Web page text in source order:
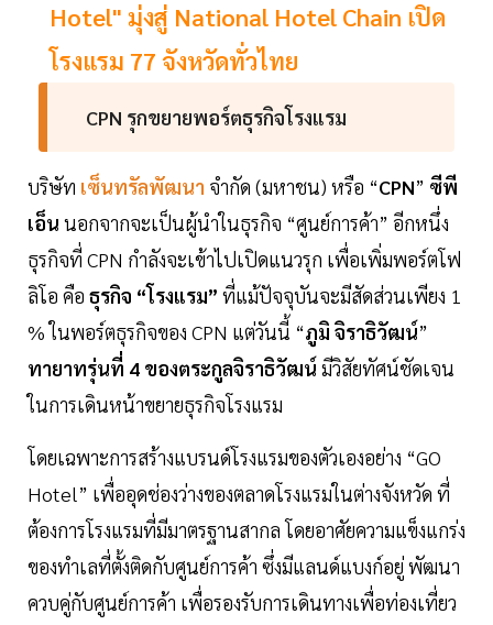
Hotel" มุ่งสู่ National Hotel Chain เปิด
โรงแรม 77 จังหวัดทั่วไทย
CPN รุกขยายพอร์ตธุรกิจโรงแรม
บริษัท เซ็นทรัลพัฒนา จำกัด (มหาชน) หรือ “CPN” ซีพี
เอ็น นอกจากจะเป็นผู้นำในธุรกิจ “ศูนย์การค้า” อีกหนึ่ง
ธุรกิจที่ CPN กำลังจะเข้าไปเปิดแนวรุก เพื่อเพิ่มพอร์ตโฟ
ลิโอ คือ ธุรกิจ “โรงแรม” ที่แม้ปัจจุบันจะมีสัดส่วนเพียง 1
% ในพอร์ตธุรกิจของ CPN แต่วันนี้ “ภูมิ จิราธิวัฒน์”
ทายาทรุ่นที่ 4 ของตระกูลจิราธิวัฒน์ มีวิสัยทัศน์ชัดเจน
ในการเดินหน้าขยายธุรกิจโรงแรม
โดยเฉพาะการสร้างแบรนด์โรงแรมของตัวเองอย่าง “GO
Hotel” เพื่ออุดช่องว่างของตลาดโรงแรมในต่างจังหวัด ที่
ต้องการโรงแรมที่มีมาตรฐานสากล โดยอาศัยความแข็งแกร่ง
ของทำเลที่ตั้งติดกับศูนย์การค้า ซึ่งมีแลนด์แบงก์อยู่ พัฒนา
ควบคู่กับศูนย์การค้า เพื่อรองรับการเดินทางเพื่อท่องเที่ยว